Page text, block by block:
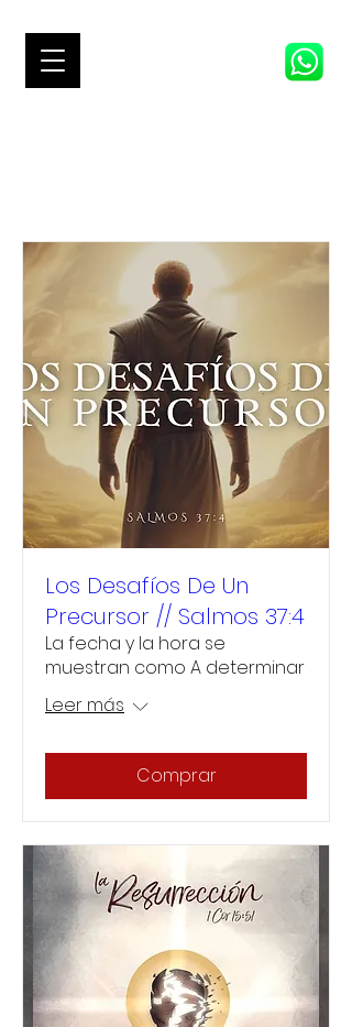
Los Desafíos De Un
Precursor // Salmos 37:4
La fecha y la hora se
muestran como A determinar
Leer más
Comprar